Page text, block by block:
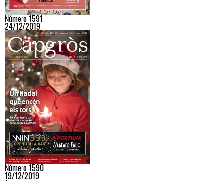
Número 1591
24/12/2019
Número 1590
19/12/2019